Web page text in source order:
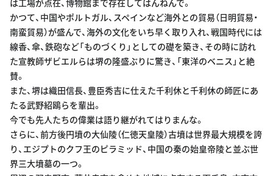
は工場が点在、博物館まで存在してはんねんで。
かつて、中国やポルトガル、スペインなど海外との貿易（日明貿易・
南蛮貿易）が盛んで、海外の文化をいち早く取り入れ、戦国時代には
線香、傘、鉄砲など「ものづくり」としての礎を築き、その時に訪れ
た宣教師ザビエルらは堺の隆盛ぶりに驚き、「東洋のベニス」と絶
賛。
また、堺は織田信長、豊臣秀吉に仕えた千利休と千利休の師匠にあ
たる武野紹鴎らを輩出。
今でも先人たちの偉業は語り継がれてはりまんな。
さらに、前方後円墳の大仙陵（仁徳天皇陵）古墳は世界最大規模を誇
り、エジプトのクフ王のピラミッド、中国の秦の始皇帝陵と並ぶ世
界三大墳墓の一つ。